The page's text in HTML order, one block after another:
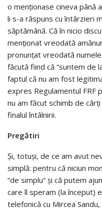
o menționase cineva până
li s-a răspuns cu întârzieri
săptămână. Că în nicio
menționat vreodată
pronunțat vreodată
făcută fiind că ”suntem de
faptul că nu am fost
expres Regulamentul FRF
nu am făcut schimb de
finalul întâlnirii.
Pregătiri
Și, totuși, de ce am avut
simplă: pentru că niciun
”de simplu” și că putem
care îl speram (la început)
telefonică cu Mircea